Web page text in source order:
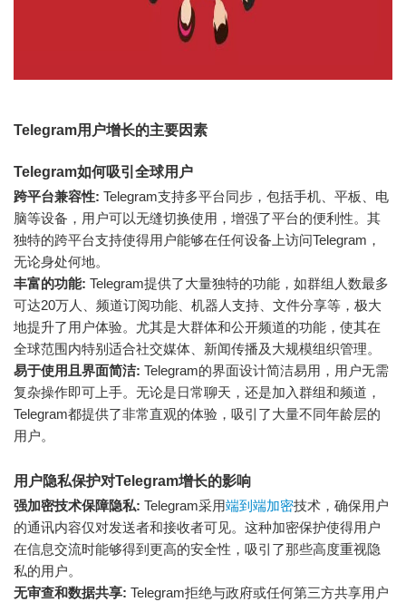
Telegram用户增长的主要因素
Telegram如何吸引全球用户
跨平台兼容性: Telegram支持多平台同步，包括手机、平板、电
脑等设备，用户可以无缝切换使用，增强了平台的便利性。其
独特的跨平台支持使得用户能够在任何设备上访问Telegram，
无论身处何地。
丰富的功能: Telegram提供了大量独特的功能，如群组人数最多
可达20万人、频道订阅功能、机器人支持、文件分享等，极大
地提升了用户体验。尤其是大群体和公开频道的功能，使其在
全球范围内特别适合社交媒体、新闻传播及大规模组织管理。
易于使用且界面简洁: Telegram的界面设计简洁易用，用户无需
复杂操作即可上手。无论是日常聊天，还是加入群组和频道，
Telegram都提供了非常直观的体验，吸引了大量不同年龄层的
用户。
用户隐私保护对Telegram增长的影响
强加密技术保障隐私: Telegram采用端到端加密技术，确保用户
的通讯内容仅对发送者和接收者可见。这种加密保护使得用户
在信息交流时能够得到更高的安全性，吸引了那些高度重视隐
私的用户。
无审查和数据共享: Telegram拒绝与政府或任何第三方共享用户